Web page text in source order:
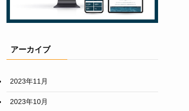
アーカイブ
2023年11月
2023年10月